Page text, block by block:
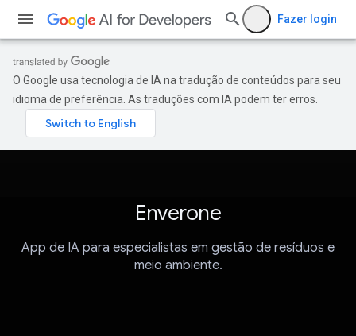
Fazer login
O Google usa tecnologia de IA na tradução de conteúdos para seu
idioma de preferência. As traduções com IA podem ter erros.
Enverone
App de IA para especialistas em gestão de resíduos e
meio ambiente.